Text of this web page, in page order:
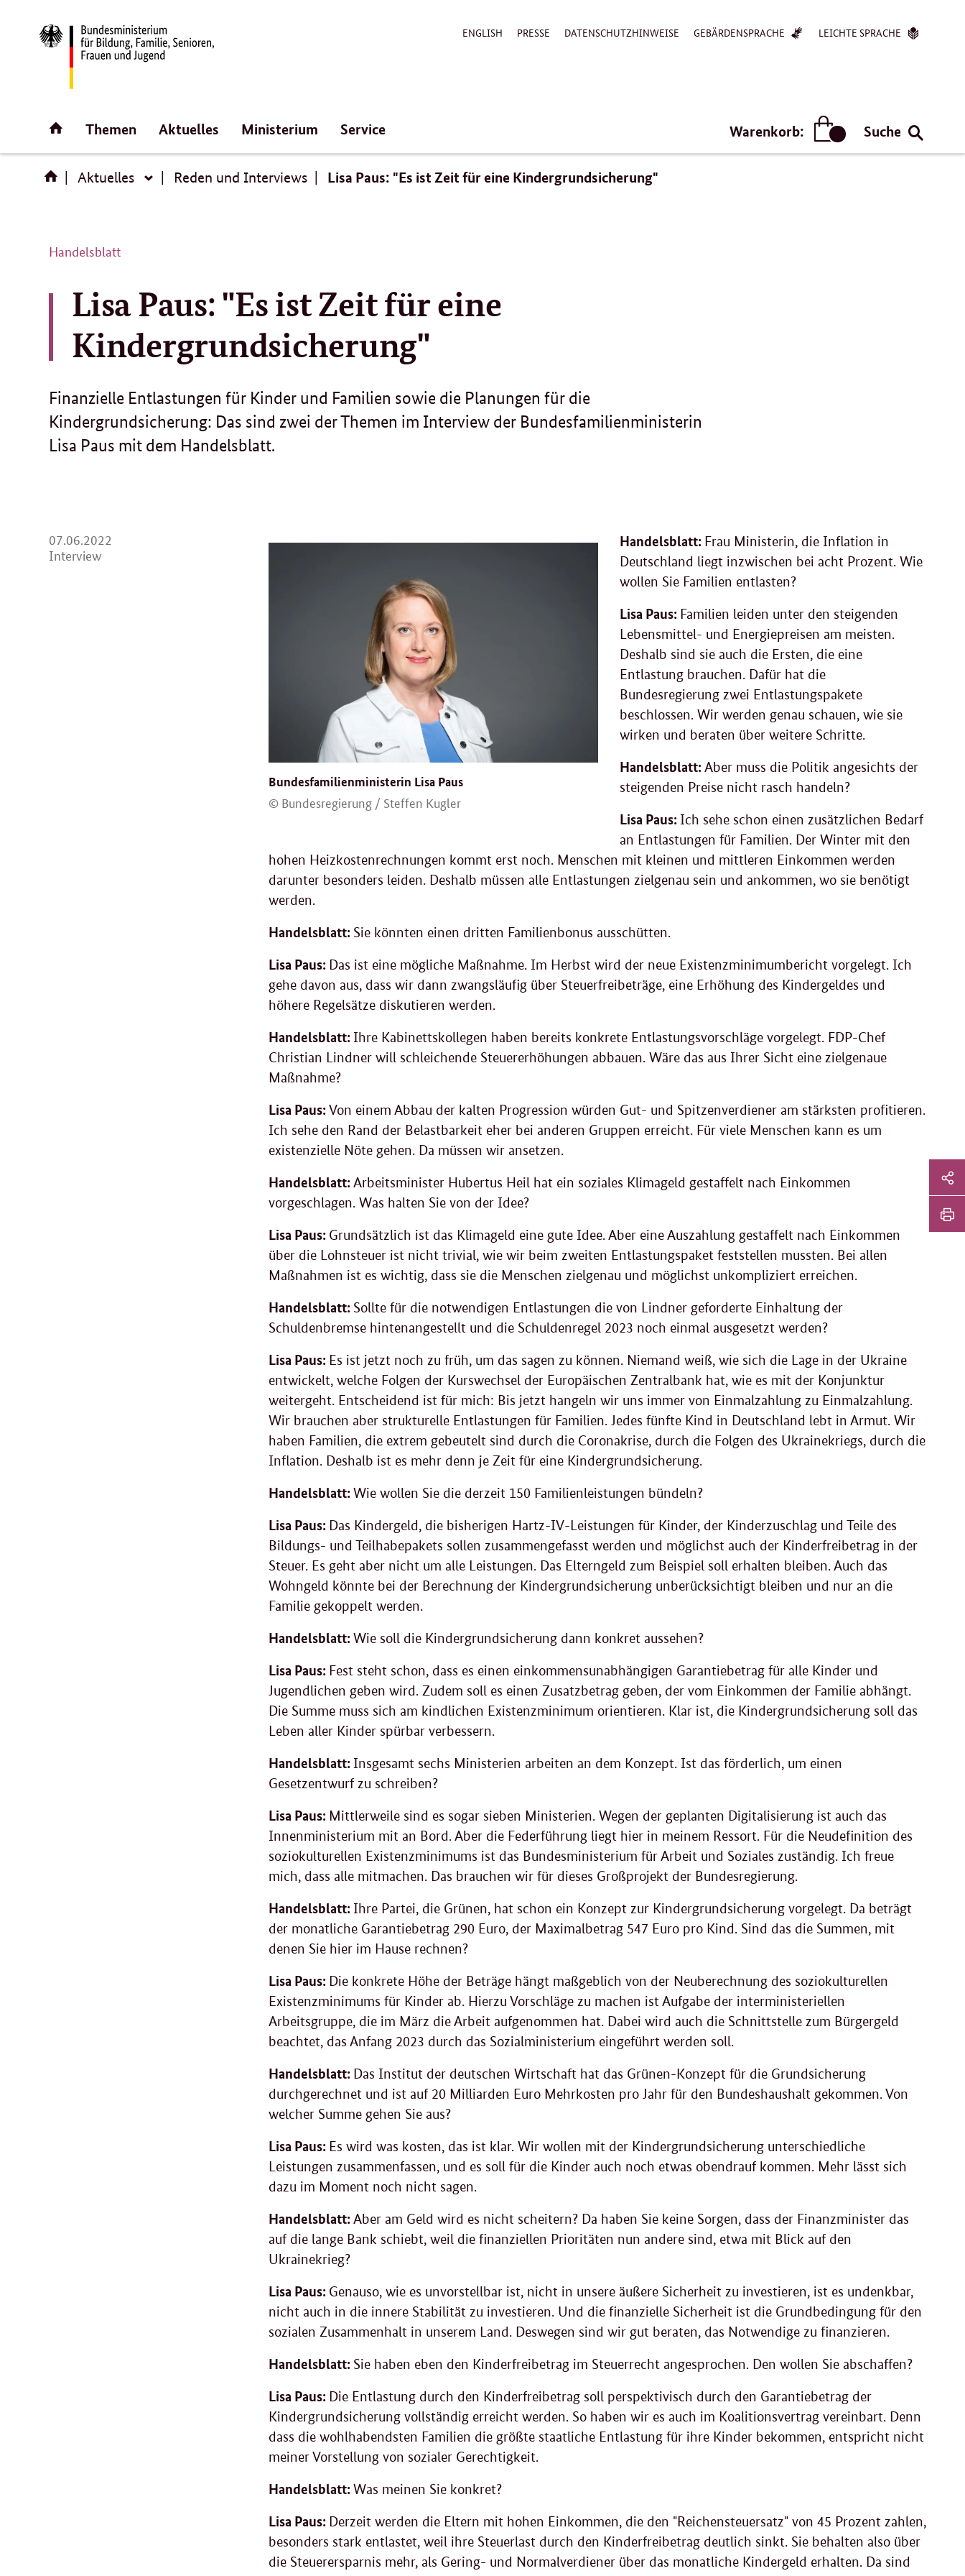
Direktlink:
ENGLISH PRESSE DATENSCHUTZHINWEISE GEBÄRDENSPRACHE LEICHTE SPRACHE
Startseite
Themen Aktuelles Ministerium Service Warenkorb:
Artikel
Suche
Aktuelles Aktuelles
Reden und Interviews Lisa Paus: "Es ist Zeit für eine Kindergrundsicherung"
Handelsblatt
Lisa Paus: "Es ist Zeit für eine
Kindergrundsicherung"
07.06.2022
Interview
Finanzielle Entlastungen für Kinder und Familien sowie die Planungen für die
Kindergrundsicherung: Das sind zwei der Themen im Interview der Bundesfamilienministerin
Lisa Paus mit dem Handelsblatt.
Bundesfamilienministerin Lisa Paus
© Bundesregierung / Steffen Kugler
Handelsblatt: Frau Ministerin, die Inflation in
Deutschland liegt inzwischen bei acht Prozent. Wie
wollen Sie Familien entlasten?
Lisa Paus: Familien leiden unter den steigenden
Lebensmittel- und Energiepreisen am meisten.
Deshalb sind sie auch die Ersten, die eine
Entlastung brauchen. Dafür hat die
Bundesregierung zwei Entlastungspakete
beschlossen. Wir werden genau schauen, wie sie
wirken und beraten über weitere Schritte.
Handelsblatt:Aber muss die Politik angesichts der
steigenden Preise nicht rasch handeln?
Lisa Paus:Ich sehe schon einen zusätzlichen Bedarf
an Entlastungen für Familien. Der Winter mit den
hohen Heizkostenrechnungen kommt erst noch. Menschen mit kleinen und mittleren Einkommen werden
darunter besonders leiden. Deshalb müssen alle Entlastungen zielgenau sein und ankommen, wo sie benötigt
werden.
Handelsblatt: Sie könnten einen dritten Familienbonus ausschütten.
Lisa Paus: Das ist eine mögliche Maßnahme. Im Herbst wird der neue Existenzminimumbericht vorgelegt. Ich
gehe davon aus, dass wir dann zwangsläufig über Steuerfreibeträge, eine Erhöhung des Kindergeldes und
höhere Regelsätze diskutieren werden.
Handelsblatt:Ihre Kabinettskollegen haben bereits konkrete Entlastungsvorschläge vorgelegt. FDP-Chef
Christian Lindner will schleichende Steuererhöhungen abbauen. Wäre das aus Ihrer Sicht eine zielgenaue
Maßnahme?
Lisa Paus:Von einem Abbau der kalten Progression würden Gut- und Spitzenverdiener am stärksten profitieren.
Ich sehe den Rand der Belastbarkeit eher bei anderen Gruppen erreicht. Für viele Menschen kann es um
existenzielle Nöte gehen. Da müssen wir ansetzen.
Handelsblatt:Arbeitsminister Hubertus Heil hat ein soziales Klimageld gestaffelt nach Einkommen
vorgeschlagen. Was halten Sie von der Idee?
Lisa Paus: Grundsätzlich ist das Klimageld eine gute Idee. Aber eine Auszahlung gestaffelt nach Einkommen
über die Lohnsteuer ist nicht trivial, wie wir beim zweiten Entlastungspaket feststellen mussten. Bei allen
Maßnahmen ist es wichtig, dass sie die Menschen zielgenau und möglichst unkompliziert erreichen.
Handelsblatt: Sollte für die notwendigen Entlastungen die von Lindner geforderte Einhaltung der
Schuldenbremse hintenangestellt und die Schuldenregel 2023 noch einmal ausgesetzt werden?
Lisa Paus: Es ist jetzt noch zu früh, um das sagen zu können. Niemand weiß, wie sich die Lage in der Ukraine
entwickelt, welche Folgen der Kurswechsel der Europäischen Zentralbank hat, wie es mit der Konjunktur
weitergeht. Entscheidend ist für mich: Bis jetzt hangeln wir uns immer von Einmalzahlung zu Einmalzahlung.
Wir brauchen aber strukturelle Entlastungen für Familien. Jedes fünfte Kind in Deutschland lebt in Armut. Wir
haben Familien, die extrem gebeutelt sind durch die Coronakrise, durch die Folgen des Ukrainekriegs, durch die
Inflation. Deshalb ist es mehr denn je Zeit für eine Kindergrundsicherung.
Handelsblatt:Wie wollen Sie die derzeit 150 Familienleistungen bündeln?
Lisa Paus: Das Kindergeld, die bisherigen Hartz-IV-Leistungen für Kinder, der Kinderzuschlag und Teile des
Bildungs- und Teilhabepakets sollen zusammengefasst werden und möglichst auch der Kinderfreibetrag in der
Steuer. Es geht aber nicht um alle Leistungen. Das Elterngeld zum Beispiel soll erhalten bleiben. Auch das
Wohngeld könnte bei der Berechnung der Kindergrundsicherung unberücksichtigt bleiben und nur an die
Familie gekoppelt werden.
Handelsblatt:Wie soll die Kindergrundsicherung dann konkret aussehen?
Lisa Paus: Fest steht schon, dass es einen einkommensunabhängigen Garantiebetrag für alle Kinder und
Jugendlichen geben wird. Zudem soll es einen Zusatzbetrag geben, der vom Einkommen der Familie abhängt.
Die Summe muss sich am kindlichen Existenzminimum orientieren. Klar ist, die Kindergrundsicherung soll das
Leben aller Kinder spürbar verbessern.
Handelsblatt:Insgesamt sechs Ministerien arbeiten an dem Konzept. Ist das förderlich, um einen
Gesetzentwurf zu schreiben?
Lisa Paus: Mittlerweile sind es sogar sieben Ministerien. Wegen der geplanten Digitalisierung ist auch das
Innenministerium mit an Bord. Aber die Federführung liegt hier in meinem Ressort. Für die Neudefinition des
soziokulturellen Existenzminimums ist das Bundesministerium für Arbeit und Soziales zuständig. Ich freue
mich, dass alle mitmachen. Das brauchen wir für dieses Großprojekt der Bundesregierung.
Handelsblatt:Ihre Partei, die Grünen, hat schon ein Konzept zur Kindergrundsicherung vorgelegt. Da beträgt
der monatliche Garantiebetrag 290 Euro, der Maximalbetrag 547 Euro pro Kind. Sind das die Summen, mit
denen Sie hier im Hause rechnen?
Lisa Paus: Die konkrete Höhe der Beträge hängt maßgeblich von der Neuberechnung des soziokulturellen
Existenzminimums für Kinder ab. Hierzu Vorschläge zu machen ist Aufgabe der interministeriellen
Arbeitsgruppe, die im März die Arbeit aufgenommen hat. Dabei wird auch die Schnittstelle zum Bürgergeld
beachtet, das Anfang 2023 durch das Sozialministerium eingeführt werden soll.
Handelsblatt: Das Institut der deutschen Wirtschaft hat das Grünen-Konzept für die Grundsicherung
durchgerechnet und ist auf 20 Milliarden Euro Mehrkosten pro Jahr für den Bundeshaushalt gekommen. Von
welcher Summe gehen Sie aus?
Lisa Paus: Es wird was kosten, das ist klar. Wir wollen mit der Kindergrundsicherung unterschiedliche
Leistungen zusammenfassen, und es soll für die Kinder auch noch etwas obendrauf kommen. Mehr lässt sich
dazu im Moment noch nicht sagen.
Handelsblatt:Aber am Geld wird es nicht scheitern? Da haben Sie keine Sorgen, dass der Finanzminister das
auf die lange Bank schiebt, weil die finanziellen Prioritäten nun andere sind, etwa mit Blick auf den
Ukrainekrieg?
Lisa Paus: Genauso, wie es unvorstellbar ist, nicht in unsere äußere Sicherheit zu investieren, ist es undenkbar,
nicht auch in die innere Stabilität zu investieren. Und die finanzielle Sicherheit ist die Grundbedingung für den
sozialen Zusammenhalt in unserem Land. Deswegen sind wir gut beraten, das Notwendige zu finanzieren.
Handelsblatt: Sie haben eben den Kinderfreibetrag im Steuerrecht angesprochen. Den wollen Sie abschaffen?
Lisa Paus: Die Entlastung durch den Kinderfreibetrag soll perspektivisch durch den Garantiebetrag der
Kindergrundsicherung vollständig erreicht werden. So haben wir es auch im Koalitionsvertrag vereinbart. Denn
dass die wohlhabendsten Familien die größte staatliche Entlastung für ihre Kinder bekommen, entspricht nicht
meiner Vorstellung von sozialer Gerechtigkeit.
Handelsblatt:Was meinen Sie konkret?
Lisa Paus: Derzeit werden die Eltern mit hohen Einkommen, die den "Reichensteuersatz" von 45 Prozent zahlen,
besonders stark entlastet, weil ihre Steuerlast durch den Kinderfreibetrag deutlich sinkt. Sie behalten also über
die Steuerersparnis mehr, als Gering- und Normalverdiener über das monatliche Kindergeld erhalten. Da sind